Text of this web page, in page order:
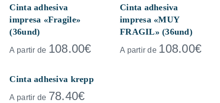
Cinta adhesiva
impresa «Fragile»
(36und)
A partir de 108.00€
Cinta adhesiva
impresa «MUY
FRAGIL» (36und)
A partir de 108.00€
Cinta adhesiva krepp
A partir de 78.40€